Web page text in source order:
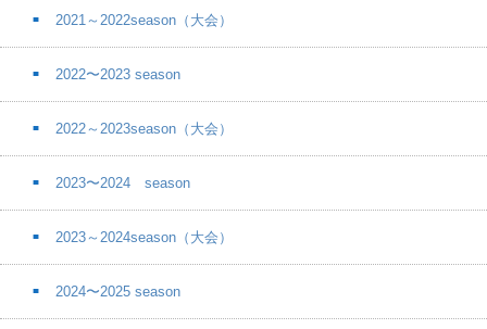
2021～2022season（大会）
2022〜2023 season
2022～2023season（大会）
2023〜2024 season
2023～2024season（大会）
2024〜2025 season